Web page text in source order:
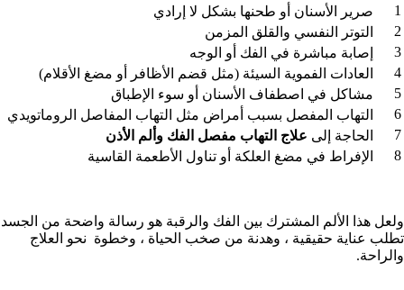
1
صرير الأسنان أو طحنها بشكل لا إرادي
2
التوتر النفسي والقلق المزمن
3
إصابة مباشرة في الفك أو الوجه
4
العادات الفموية السيئة (مثل قضم الأظافر أو مضغ الأقلام)
5
مشاكل في اصطفاف الأسنان أو سوء الإطباق
6
التهاب المفصل بسبب أمراض مثل التهاب المفاصل الروماتويدي
7
الحاجة إلى علاج التهاب مفصل الفك وألم الأذن
8
الإفراط في مضغ العلكة أو تناول الأطعمة القاسية
ولعل هذا الألم المشترك بين الفك والرقبة هو رسالة واضحة من الجسد
تطلب عناية حقيقية ، وهدنة من صخب الحياة ، وخطوة نحو العلاج
والراحة.